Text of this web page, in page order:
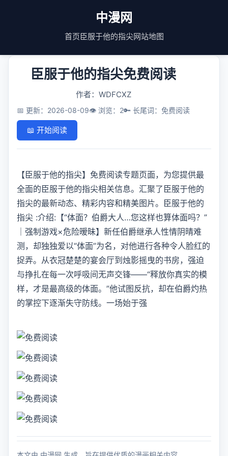
中漫网
首页臣服于他的指尖网站地图
臣服于他的指尖免费阅读
作者：WDFCXZ
📅 更新：2026-08-09👁️ 浏览：2🔑 长尾词：免费阅读
📖 开始阅读
【臣服于他的指尖】免费阅读专题页面，为您提供最
全面的臣服于他的指尖相关信息。汇聚了臣服于他的
指尖的最新动态、精彩内容和精美图片。臣服于他的
指尖 :介绍:【“体面？伯爵大人…您这样也算体面吗？”
｜强制游戏×危险暧昧】新任伯爵继承人性情阴晴难
测，却独独爱以“体面”为名，对他进行各种令人脸红的
捉弄。从衣冠楚楚的宴会厅到烛影摇曳的书房，强迫
与挣扎在每一次呼吸间无声交锋——“释放你真实的模
样，才是最高级的体面。”他试图反抗，却在伯爵灼热
的掌控下逐渐失守防线。一场始于强